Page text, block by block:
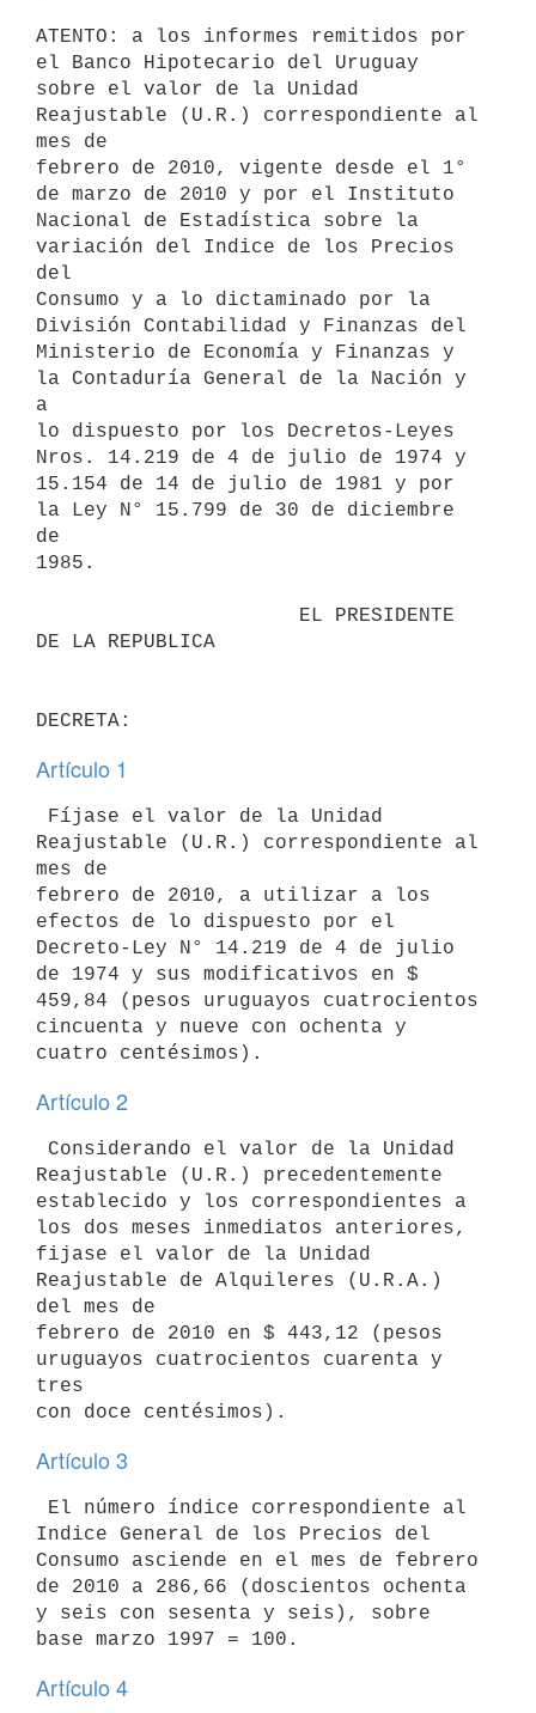
ATENTO: a los informes remitidos por
el Banco Hipotecario del Uruguay
sobre el valor de la Unidad
Reajustable (U.R.) correspondiente al
mes de
febrero de 2010, vigente desde el 1°
de marzo de 2010 y por el Instituto
Nacional de Estadística sobre la
variación del Indice de los Precios
del
Consumo y a lo dictaminado por la
División Contabilidad y Finanzas del
Ministerio de Economía y Finanzas y
la Contaduría General de la Nación y
a
lo dispuesto por los Decretos-Leyes
Nros. 14.219 de 4 de julio de 1974 y
15.154 de 14 de julio de 1981 y por
la Ley N° 15.799 de 30 de diciembre
de
1985.
DE LA REPUBLICA
Artículo 1
Reajustable (U.R.) correspondiente al
mes de
febrero de 2010, a utilizar a los
efectos de lo dispuesto por el
Decreto-Ley N° 14.219 de 4 de julio
de 1974 y sus modificativos en $
459,84 (pesos uruguayos cuatrocientos
cincuenta y nueve con ochenta y
Artículo 2
Reajustable (U.R.) precedentemente
establecido y los correspondientes a
los dos meses inmediatos anteriores,
fijase el valor de la Unidad
Reajustable de Alquileres (U.R.A.)
del mes de
febrero de 2010 en $ 443,12 (pesos
uruguayos cuatrocientos cuarenta y
tres
Artículo 3
Indice General de los Precios del
Consumo asciende en el mes de febrero
de 2010 a 286,66 (doscientos ochenta
y seis con sesenta y seis), sobre
Artículo 4